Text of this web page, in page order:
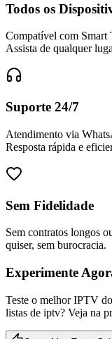
Todos os
Compatível com Smart
Assista de qualquer
Suporte 24/7
Atendimento via
Resposta rápida e
Sem Fidelidade
Sem contratos longos
quiser, sem burocracia.
Experimente
Teste o melhor IPTV
listas de iptv? Veja na